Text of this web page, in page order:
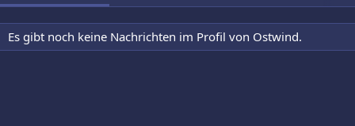
Es gibt noch keine Nachrichten im Profil von Ostwind.